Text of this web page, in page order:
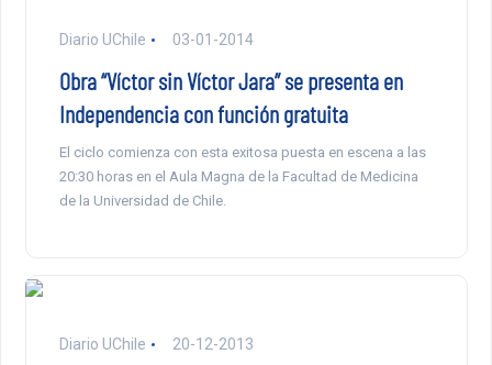
Diario UChile 03-01-2014
Obra “Víctor sin Víctor Jara” se presenta en
Independencia con función gratuita
El ciclo comienza con esta exitosa puesta en escena a las
20:30 horas en el Aula Magna de la Facultad de Medicina
de la Universidad de Chile.
Diario UChile 20-12-2013